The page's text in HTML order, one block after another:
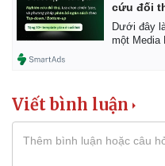
cứu đối
Dưới đây
một Media
Viết bình luận